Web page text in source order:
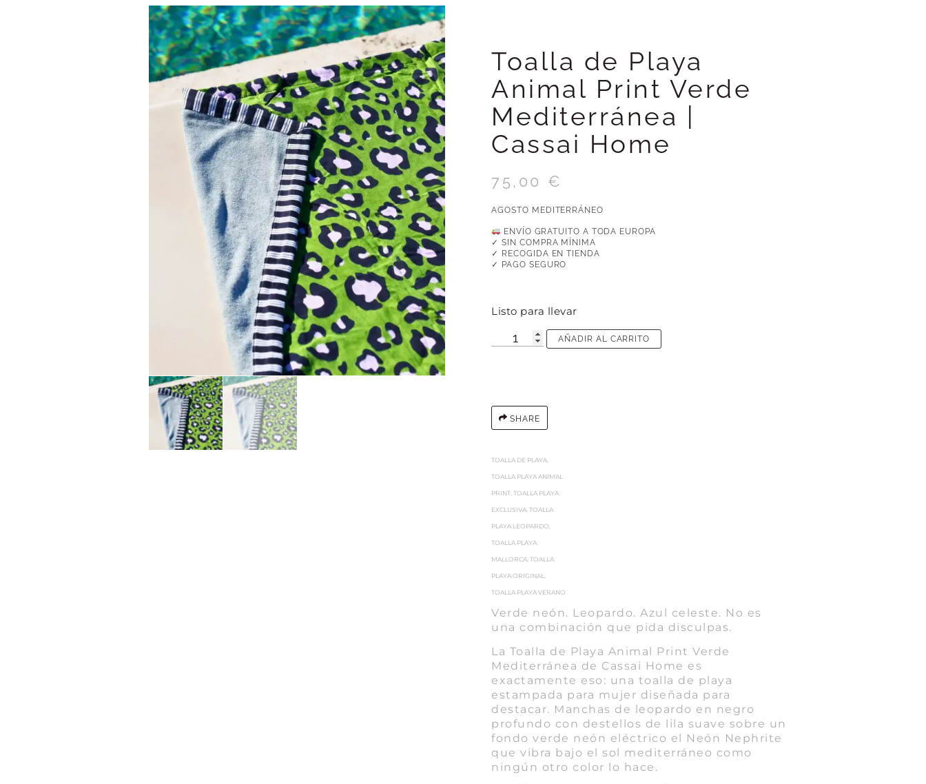
Toalla de Playa
Animal Print Verde
Mediterránea |
Cassai Home
75,00 €
AGOSTO MEDITERRÁNEO
ENVÍO GRATUITO A TODA EUROPA
✓ SIN COMPRA MÍNIMA
✓ RECOGIDA EN TIENDA
✓ PAGO SEGURO
Listo para llevar
AÑADIR AL CARRITO
SHARE
TOALLA DE PLAYA
TOALLA PLAYA ANIMAL
PRINT ,TOALLA PLAYA
EXCLUSIVA ,TOALLA
PLAYA LEOPARDO
TOALLA PLAYA
MALLORCA ,TOALLA
PLAYA ORIGINAL
TOALLA PLAYA VERANO
Verde neón. Leopardo. Azul celeste. No es
una combinación que pida disculpas.
La Toalla de Playa Animal Print Verde
Mediterránea de Cassai Home es
exactamente eso: una toalla de playa
estampada para mujer diseñada para
destacar. Manchas de leopardo en negro
profundo con destellos de lila suave sobre un
fondo verde neón eléctrico el Neón Nephrite
que vibra bajo el sol mediterráneo como
ningún otro color lo hace.